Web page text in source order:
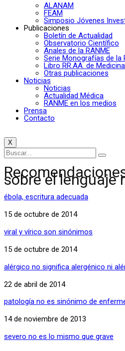
ALANAM
FEAM
Simposio Jóvenes
Publicaciones
Boletín de Actualidad
Observatorio Científico
Anales de la RANME
Serie Monografías de la
Libro RR.AA. de
Otras publicaciones
Noticias
Noticias
Actualidad Médica
RANME en los medios
Prensa
Contacto
X
sobre el lenguaje
ébola, escritura adecuada
15 de octubre de 2014
viral y vírico son sinónimos
15 de octubre de 2014
alérgico no significa alergénico ni
22 de abril de 2014
patología no es sinónimo de
14 de noviembre de 2013
severo no es lo mismo que grave